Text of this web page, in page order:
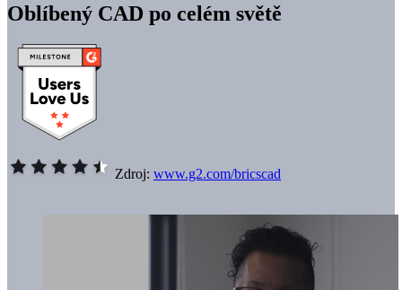
Oblíbený CAD po celém světě
Zdroj:www.g2.com/bricscad